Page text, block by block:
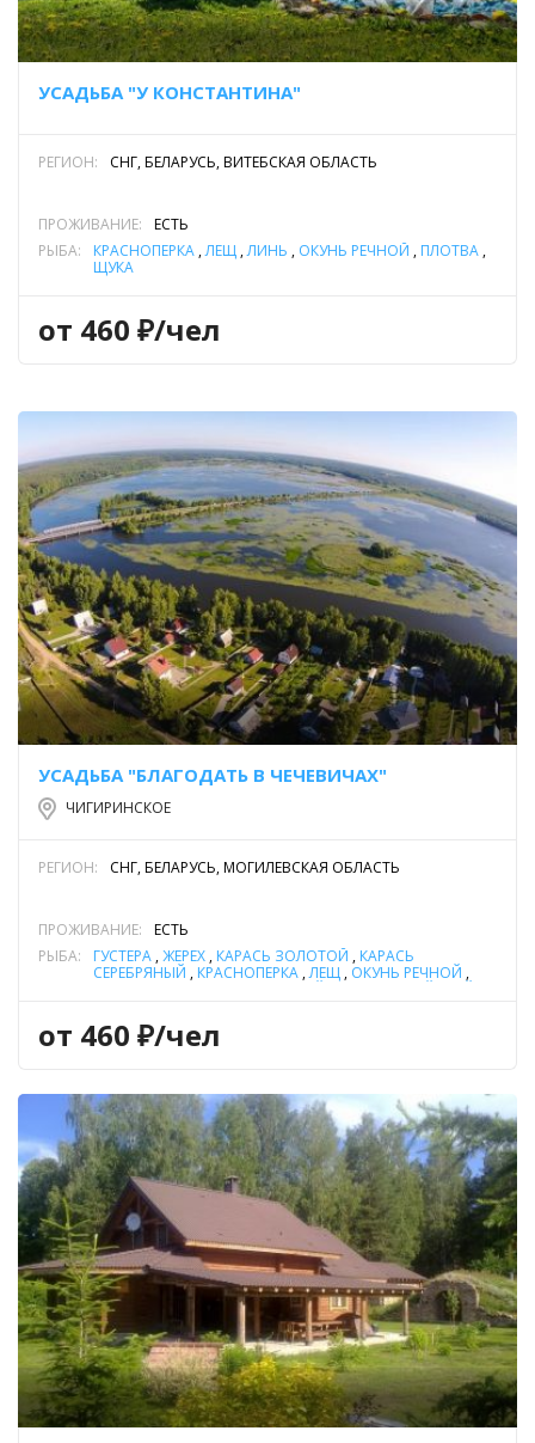
УСАДЬБА "У КОНСТАНТИНА"
РЕГИОН: СНГ, БЕЛАРУСЬ, ВИТЕБСКАЯ ОБЛАСТЬ
ПРОЖИВАНИЕ:
ЕСТЬ
РЫБА:
КРАСНОПЕРКА ,ЛЕЩ ,ЛИНЬ , ОКУНЬ РЕЧНОЙ , ПЛОТВА ,
ЩУКА
от 460 ₽/чел
УСАДЬБА "БЛАГОДАТЬ В ЧЕЧЕВИЧАХ"
ЧИГИРИНСКОЕ
РЕГИОН: СНГ, БЕЛАРУСЬ, МОГИЛЕВСКАЯ ОБЛАСТЬ
ПРОЖИВАНИЕ:
ЕСТЬ
РЫБА:
ГУСТЕРА ,ЖЕРЕХ , КАРАСЬ ЗОЛОТОЙ , КАРАСЬ
СЕРЕБРЯНЫЙ , КРАСНОПЕРКА ,ЛЕЩ , ОКУНЬ РЕЧНОЙ ,
от 460 ₽/чел